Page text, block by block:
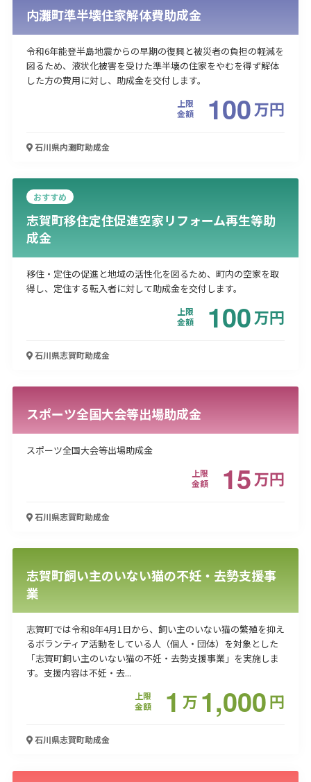
検索
内灘町準半壊住家解体費助成金
令和6年能登半島地震からの早期の復興と被災者の負担の軽減を
図るため、液状化被害を受けた準半壊の住家をやむを得ず解体
した方の費用に対し、助成金を交付します。
上限
金額
100万円
石川県内灘町助成金
おすすめ
志賀町移住定住促進空家リフォーム再生等助
成金
移住・定住の促進と地域の活性化を図るため、町内の空家を取
得し、定住する転入者に対して助成金を交付します。
上限
金額
100万円
石川県志賀町助成金
スポーツ全国大会等出場助成金
スポーツ全国大会等出場助成金
上限
金額
15万円
石川県志賀町助成金
志賀町飼い主のいない猫の不妊・去勢支援事
業
志賀町では令和8年4月1日から、飼い主のいない猫の繁殖を抑え
るボランティア活動をしている人（個人・団体）を対象とした
「志賀町飼い主のいない猫の不妊・去勢支援事業」を実施しま
す。支援内容は不妊・去...
上限
金額
1 万 1,000円
石川県志賀町助成金